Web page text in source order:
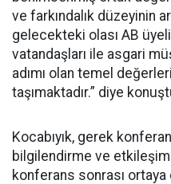
ve farkındalık düzeyinin
gelecekteki olası AB
vatandaşları ile asgari
adımı olan temel
taşımaktadır.” diye
Kocabıyık, gerek
bilgilendirme ve
konferans sonrası